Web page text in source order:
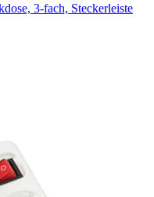
3-fach, Steckerleiste